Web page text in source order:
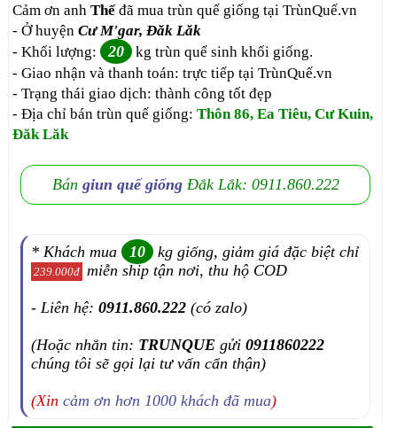
Cảm ơn anhThếđã mua trùn quế giống tại TrùnQuế.vn
- Ở huyệnCư M'gar, Đăk Lăk
- Khối lượng: 20
kg trùn quế sinh khối giống.
- Giao nhận và thanh toán: trực tiếp tại TrùnQuế.vn
- Trạng thái giao dịch: thành công tốt đẹp
- Địa chỉ bán trùn quế giống:Thôn 86, Ea Tiêu, Cư Kuin,
Đăk Lăk
Bán giun quế giốngĐắk Lắk: 0911.860.222
* Khách mua 10 kg giống, giảm giá đặc biệt chỉ
239.000đ miễn ship tận nơi, thu hộ COD
- Liên hệ:0911.860.222 (có zalo)
(Hoặc nhắn tin: TRUNQUE gửi0911860222
chúng tôi sẽ gọi lại tư vấn cẩn thận)
(Xincảm ơn hơn 1000 khách đã mua)